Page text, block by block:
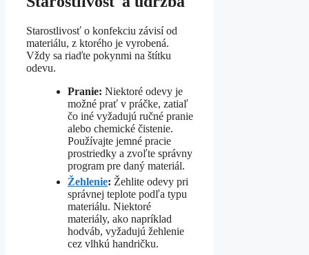
Starostlivosť o konfekciu závisí od
materiálu, z ktorého je vyrobená.
Vždy sa riaďte pokynmi na štítku
odevu.
Pranie: Niektoré odevy je
možné prať v práčke, zatiaľ
čo iné vyžadujú ručné pranie
alebo chemické čistenie.
Používajte jemné pracie
prostriedky a zvoľte správny
program pre daný materiál.
Žehlenie: Žehlite odevy pri
správnej teplote podľa typu
materiálu. Niektoré
materiály, ako napríklad
hodváb, vyžadujú žehlenie
cez vlhkú handričku.